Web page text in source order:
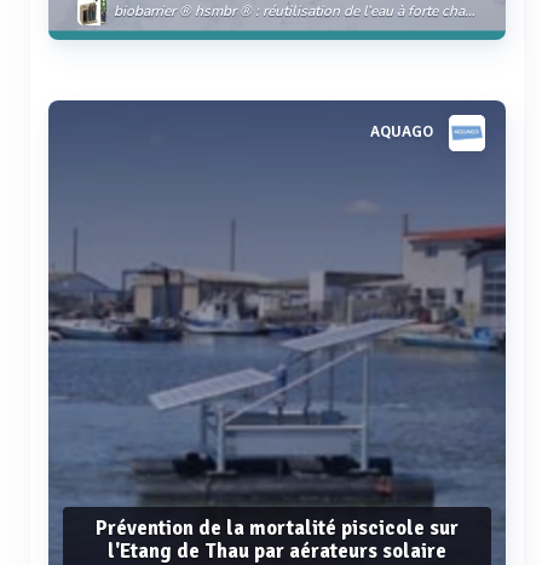
biobarrier ® hsmbr ® : réutilisation de l’eau à forte charge
sanitee ® : dégrilleur / filtre
foghog ® : piège à graisses
biobarrier ® gwmbr ® : recyclage des eaux grises semi-collectif
AQUAGO
Prévention de la mortalité piscicole sur
l'Etang de Thau par aérateurs solaire